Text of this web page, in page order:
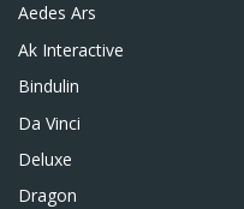
Aedes Ars
Ak Interactive
Bindulin
Da Vinci
Deluxe
Dragon